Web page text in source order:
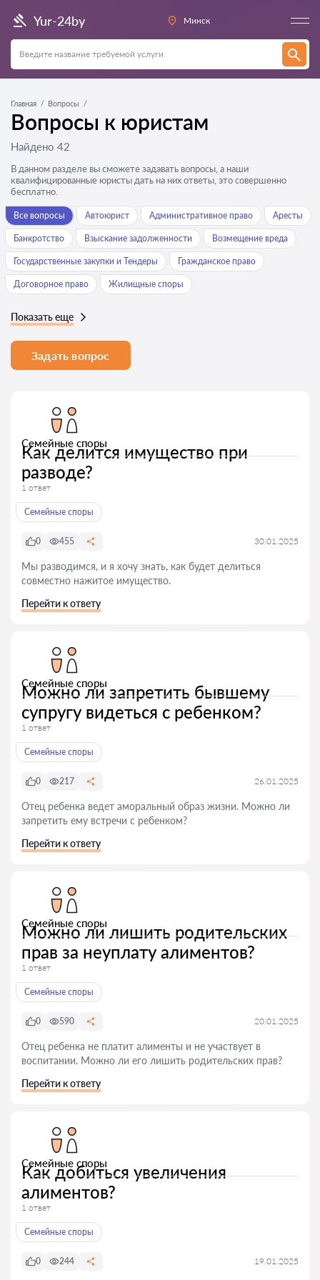
Yur-24by Минск
Главная Вопросы
Вопросы к юристам
Найдено 42
В данном разделе вы сможете задавать вопросы, а наши
квалифицированные юристы дать на них ответы, это совершенно
бесплатно.
Все вопросы Автоюрист Административное право Аресты
Банкротство Взыскание задолженности Возмещение вреда
Государственные закупки и Тендеры Гражданское право
Договорное право Жилищные споры
Показать еще
Задать вопрос
Семейные споры
Как делится имущество при
разводе?
1 ответ
Семейные споры
0 455 30.01.2025
Мы разводимся, и я хочу знать, как будет делиться
совместно нажитое имущество.
Перейти к ответу
Семейные споры
Можно ли запретить бывшему
супругу видеться с ребенком?
1 ответ
Семейные споры
0 217 26.01.2025
Отец ребенка ведет аморальный образ жизни. Можно ли
запретить ему встречи с ребенком?
Перейти к ответу
Семейные споры
Можно ли лишить родительских
прав за неуплату алиментов?
1 ответ
Семейные споры
0 590 20.01.2025
Отец ребенка не платит алименты и не участвует в
воспитании. Можно ли его лишить родительских прав?
Перейти к ответу
Семейные споры
Как добиться увеличения
алиментов?
1 ответ
Семейные споры
0 244 19.01.2025